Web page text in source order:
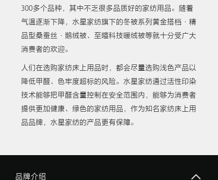
300多个品种，其中不乏很多品质好的家纺用品。随着
气温逐渐下降，水星家纺旗下的冬被系列黄金搭档·精
品型桑蚕丝·鹅绒被、至暄科技暖绒被等就十分受广大
消费者的欢迎。
人们在选购家纺床上用品时，都会尽量选购浅色产品以
降低甲醛、色牢度超标的风险。水星家纺通过活性印染
技术能够把甲醛含量控制在安全范围内，能够为消费者
提供更加健康、绿色的家纺用品，作为知名家纺床上用
品品牌，水星家纺的产品更有保障。
品牌介绍